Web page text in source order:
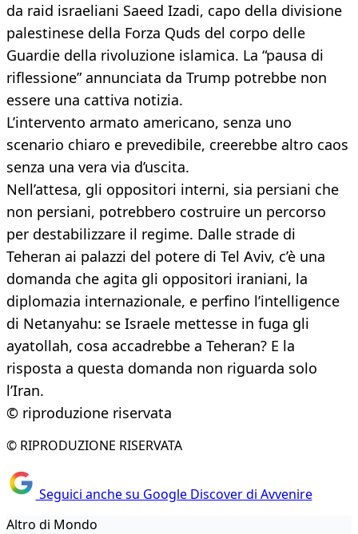
da raid israeliani Saeed Izadi, capo della divisione
palestinese della Forza Quds del corpo delle
Guardie della rivoluzione islamica. La “pausa di
riflessione” annunciata da Trump potrebbe non
essere una cattiva notizia.
L’intervento armato americano, senza uno
scenario chiaro e prevedibile, creerebbe altro caos
senza una vera via d’uscita.
Nell’attesa, gli oppositori interni, sia persiani che
non persiani, potrebbero costruire un percorso
per destabilizzare il regime. Dalle strade di
Teheran ai palazzi del potere di Tel Aviv, c’è una
domanda che agita gli oppositori iraniani, la
diplomazia internazionale, e perfino l’intelligence
di Netanyahu: se Israele mettesse in fuga gli
ayatollah, cosa accadrebbe a Teheran? E la
risposta a questa domanda non riguarda solo
l’Iran.
© riproduzione riservata
© RIPRODUZIONE RISERVATA
Seguici anche su Google Discover di Avvenire
Altro di Mondo